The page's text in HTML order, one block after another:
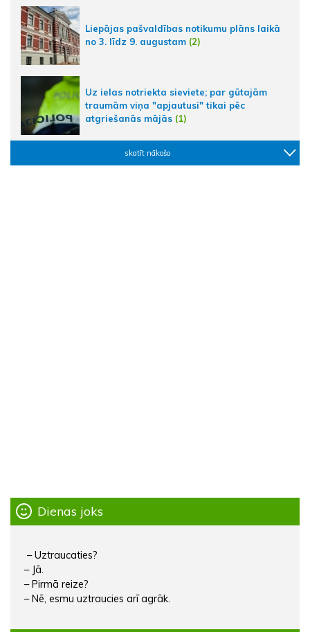
Liepājas pašvaldības notikumu plāns laikā
no 3. līdz 9. augustam (2)
Uz ielas notriekta sieviete; par gūtajām
traumām viņa "apjautusi" tikai pēc
atgriešanās mājās (1)
skatīt nākošo
Dienas joks
– Uztraucaties?
– Jā.
– Pirmā reize?
– Nē, esmu uztraucies arī agrāk.